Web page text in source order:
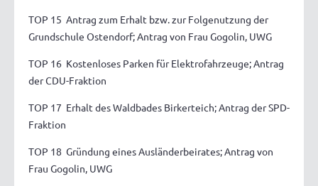
TOP 15 Antrag zum Erhalt bzw. zur Folgenutzung der
Grundschule Ostendorf; Antrag von Frau Gogolin, UWG
TOP 16 Kostenloses Parken für Elektrofahrzeuge; Antrag
der CDU-Fraktion
TOP 17 Erhalt des Waldbades Birkerteich; Antrag der SPD-
Fraktion
TOP 18 Gründung eines Ausländerbeirates; Antrag von
Frau Gogolin, UWG